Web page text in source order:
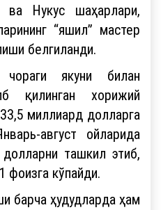
ва Нукус шаҳарлари,
“яшил” мастер
белгиланди.
якуни билан
қилинган хорижий
миллиард долларга
август ойларида
ташкил этиб,
фоизга кўпайди.
барча ҳудудларда ҳам